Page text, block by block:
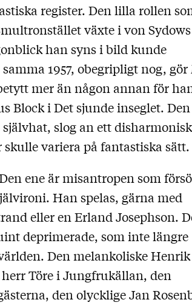
register. Den lilla rollen
växte i von Sydows
han syns i bild kunde
1957, obegripligt nog, gör
mer än någon annan för
Block i Det sjunde inseglet. Den
slog an ett
variera på fantastiska sätt.
ene är misantropen som
Han spelas, gärna med
eller en Erland Josephson.
deprimerade, som inte längre
Den melankoliske Henrik
Töre i Jungfrukällan, den
den olycklige Jan